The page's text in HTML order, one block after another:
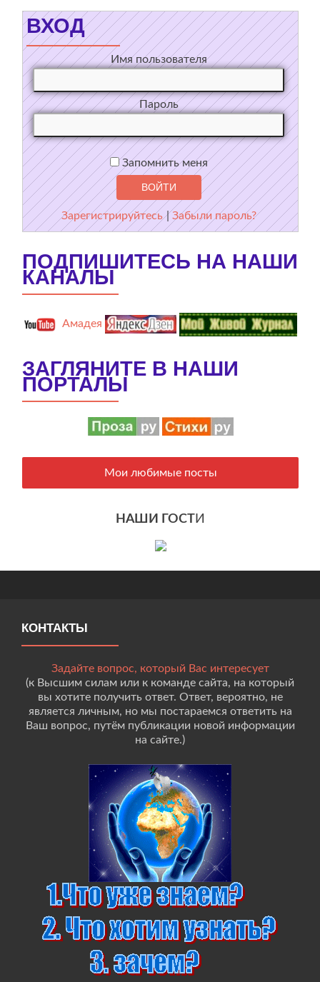
ВХОД
Имя пользователя
Пароль
Запомнить меня
Зарегистрируйтесь |Забыли пароль?
ПОДПИШИТЕСЬ НА НАШИ
КАНАЛЫ
Амадея
ЗАГЛЯНИТЕ В НАШИ
ПОРТАЛЫ
Мои любимые посты
НАШИ ГОСТИ
КОНТАКТЫ
Задайте вопрос, который Вас интересует
(к Высшим силам или к команде сайта, на который
вы хотите получить ответ. Ответ, вероятно, не
является личным, но мы постараемся ответить на
Ваш вопрос, путём публикации новой информации
на сайте.)